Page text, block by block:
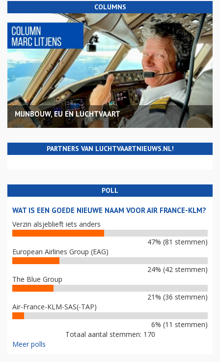
COLUMNS
MIJNBOUW, EU EN LUCHTVAART
PARTNERS VAN LUCHTVAARTNIEUWS.NL!
POLL
WAT IS EEN GOEDE NIEUWE NAAM VOOR AIR FRANCE-KLM?
Verzin alsjeblieft iets anders
47% (81 stemmen)
European Airlines Group (EAG)
24% (42 stemmen)
The Blue Group
21% (36 stemmen)
Air-France-KLM-SAS(-TAP)
6% (11 stemmen)
Totaal aantal stemmen: 170
Meer polls